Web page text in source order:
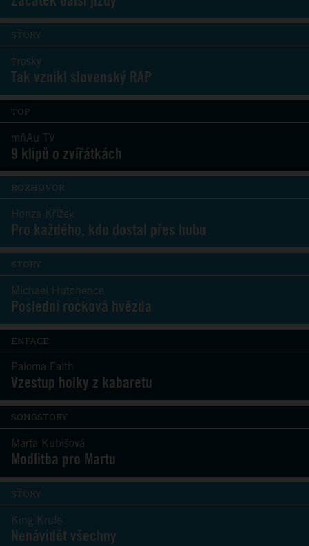
STORY
Trosky
Tak vznikl slovenský RAP
TOP
mňAu TV
9 klipů o zvířátkách
ROZHOVOR
Honza Křížek
Pro každého, kdo dostal přes hubu
STORY
Michael Hutchence
Poslední rocková hvězda
ENFACE
Paloma Faith
Vzestup holky z kabaretu
SONGSTORY
Marta Kubišová
Modlitba pro Martu
STORY
King Krule
Nenávidět všechny